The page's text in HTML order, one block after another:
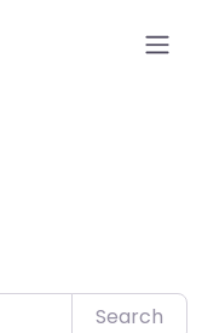
Search